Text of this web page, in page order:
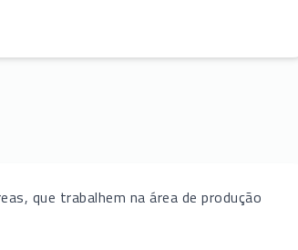
que trabalhem na área de produção